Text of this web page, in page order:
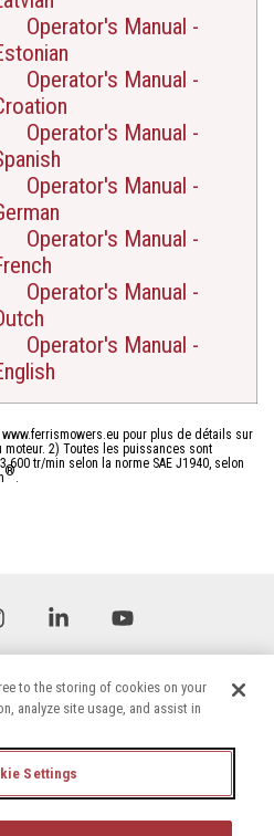
Operator's Manual -
Operator's Manual -
Operator's Manual -
Operator's Manual -
Operator's Manual -
Operator's Manual -
Operator's Manual -
pour plus de détails sur
2) Toutes les puissances sont
600 tr/min selon la norme SAE J1940, selon
®
InstagramLinkedin
to the storing of cookies on your
analyze site usage, and assist in
Settings